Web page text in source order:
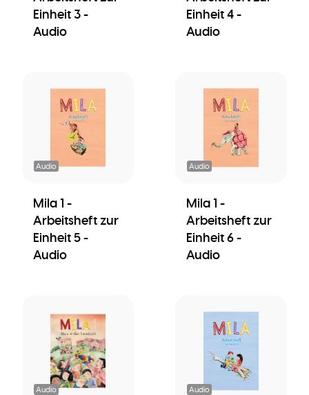
Einheit 3 -
Audio
Einheit 4 -
Audio
Audio
Mila 1 -
Arbeitsheft zur
Einheit 5 -
Audio
Audio
Mila 1 -
Arbeitsheft zur
Einheit 6 -
Audio
Audio Audio